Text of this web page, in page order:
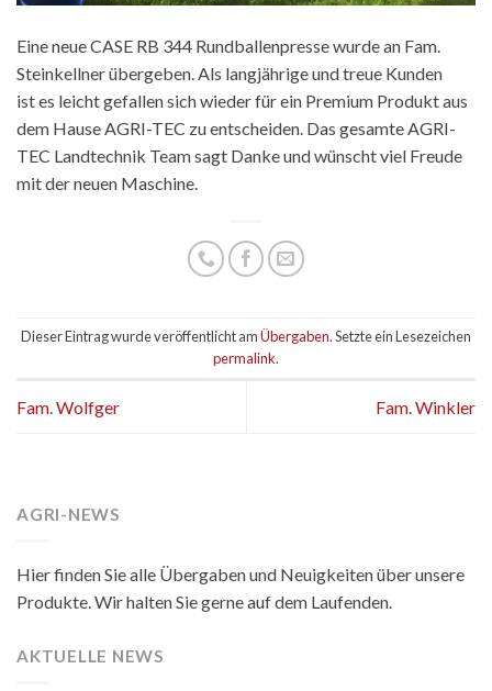
Eine neue CASE RB 344 Rundballenpresse wurde an Fam.
Steinkellner übergeben. Als langjährige und treue Kunden
ist es leicht gefallen sich wieder für ein Premium Produkt aus
dem Hause AGRI-TEC zu entscheiden. Das gesamte AGRI-
TEC Landtechnik Team sagt Danke und wünscht viel Freude
mit der neuen Maschine.
Dieser Eintrag wurde veröffentlicht amÜbergaben. Setzte ein Lesezeichen
permalink.
Fam. Wolfger Fam. Winkler
AGRI-NEWS
Hier finden Sie alle Übergaben und Neuigkeiten über unsere
Produkte. Wir halten Sie gerne auf dem Laufenden.
AKTUELLE NEWS